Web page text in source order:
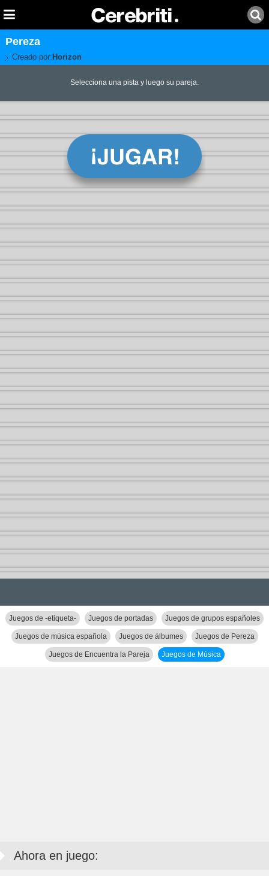
Pereza
Creado por: Horizon
Selecciona una pista y luego su pareja.
Juegos de -etiqueta- Juegos de portadas Juegos de grupos españoles
Juegos de música española Juegos de álbumes Juegos de Pereza
Juegos de Encuentra la Pareja Juegos de Música
Ahora en juego: